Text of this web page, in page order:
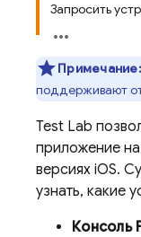
Запросить
Примечание:
поддерживают
Test Lab
приложение
версиях iOS.
узнать, какие
Консоль